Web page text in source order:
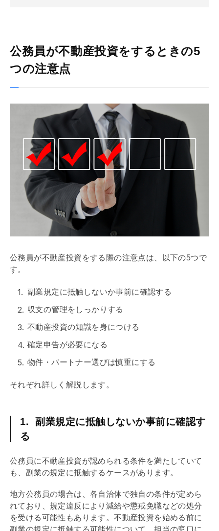
公務員が不動産投資をするときの5
つの注意点
公務員が不動産投資をする際の注意点は、以下の5つで
す。
副業規定に抵触しないか事前に確認する
収支の管理をしっかりする
不動産投資の知識を身につける
確定申告が必要になる
物件・パートナー選びは慎重にする
それぞれ詳しく解説します。
1. 副業規定に抵触しないか事前に確認す
る
公務員に不動産投資が認められる条件を満たしていて
も、副業の規定に抵触するケースがあります。
地方公務員の場合は、各自治体で独自の条件が定めら
れており、規定違反により減給や懲戒免職などの処分
を受ける可能性もあります。不動産投資を始める前に